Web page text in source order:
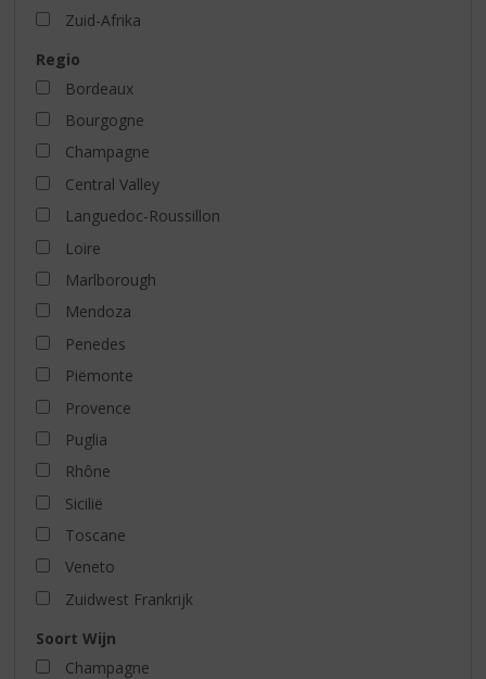
Zuid-Afrika
Regio
Bordeaux
Bourgogne
Champagne
Central Valley
Languedoc-Roussillon
Loire
Marlborough
Mendoza
Penedes
Piëmonte
Provence
Puglia
Rhône
Sicilië
Toscane
Veneto
Zuidwest Frankrijk
Soort Wijn
Champagne